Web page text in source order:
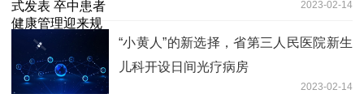
2023-02-14
“小黄人”的新选择，省第三人民医院新生
儿科开设日间光疗病房
2023-02-14